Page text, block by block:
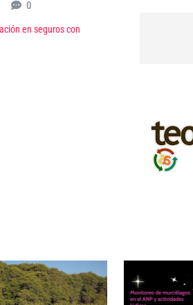
0
en seguros con